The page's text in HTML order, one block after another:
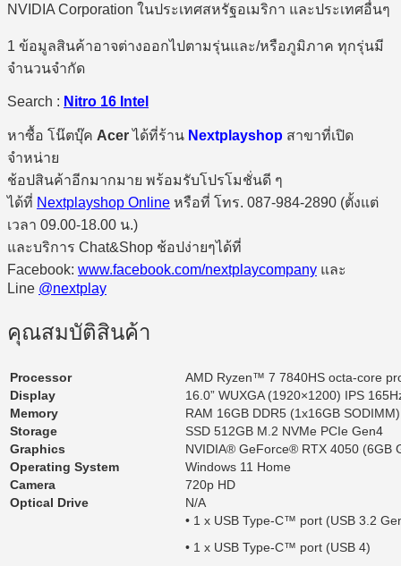
NVIDIA Corporation ในประเทศสหรัฐอเมริกา และประเทศอื่นๆ
1 ข้อมูลสินค้าอาจต่างออกไปตามรุ่นและ/หรือภูมิภาค ทุกรุ่นมี
จำนวนจำกัด
Search : Nitro 16 Intel
หาซื้อ โน๊ตบุ๊ค Acerได้ที่ร้าน Nextplayshop สาขาที่เปิด
จำหน่าย
ช้อปสินค้าอีกมากมาย พร้อมรับโปรโมชั่นดี ๆ
ได้ที่ Nextplayshop Online หรือที่ โทร. 087-984-2890 (ตั้งแต่
เวลา 09.00-18.00 น.)
และบริการ Chat&Shop ช้อปง่ายๆได้ที่
Facebook: www.facebook.com/nextplaycompany และ
Line @nextplay
คุณสมบัติสินค้า
Processor
AMD Ryzen™ 7 7840HS octa-core
Display
16.0” WUXGA (1920×1200) IPS
Memory
RAM 16GB DDR5 (1x16GB SODIMM)
Storage
SSD 512GB M.2 NVMe PCIe Gen4
Graphics
NVIDIA® GeForce® RTX 4050 (6GB
Operating System
Windows 11 Home
Camera
720p HD
Optical Drive
N/A
• 1 x USB Type-C™ port (USB 3.2
• 1 x USB Type-C™ port (USB 4)